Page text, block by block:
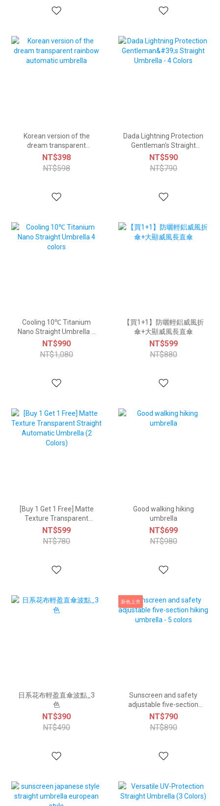
Korean version of the
dream transparent
rainbow automatic
umbrella
NT$398
NT$598
Dada Lightning Protection
Gentleman's Straight
Umbrella - 4 Colors
NT$590
NT$790
Cooling 10℃ Titanium
Nano Straight Umbrella 4
colors
NT$990
NT$1,080
【買1+1】防曬輕鋁威風折
傘+大顯威風長直傘
NT$599
NT$880
[Buy 1 Get 1 Free] Matte
Texture Transparent
Straight Automatic
Umbrella (2 Colors)
NT$599
NT$780
Good walking hiking
umbrella
NT$699
NT$980
日系花布輕盈直傘波點_3
色
NT$390
NT$490
新色上市
Sunscreen and safety
adjustable five-section
hiking umbrella - 5 colors
NT$790
NT$890